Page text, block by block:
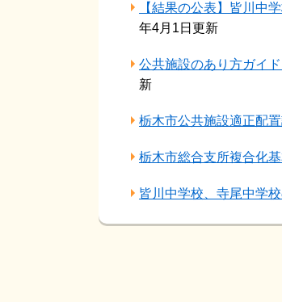
【結果の公表】皆川中
年4月1日更新
公共施設のあり方ガイ
新
栃木市公共施設適正配
栃木市総合支所複合化
皆川中学校、寺尾中学